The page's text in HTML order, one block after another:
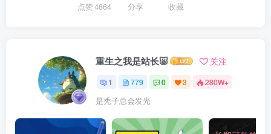
点赞4864 分享 收藏
重生之我是站长🐷 关注
1 779 0 3 280W+
是秃子总会发光